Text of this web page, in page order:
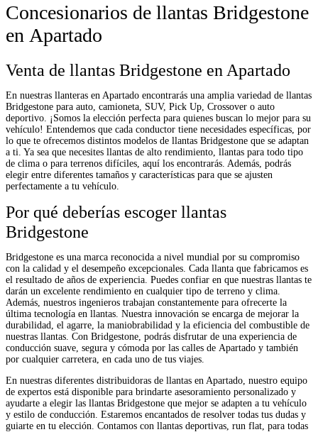
Concesionarios de llantas Bridgestone
en Apartado
Venta de llantas Bridgestone en Apartado
En nuestras llanteras en Apartado encontrarás una amplia variedad de llantas
Bridgestone para auto, camioneta, SUV, Pick Up, Crossover o auto
deportivo. ¡Somos la elección perfecta para quienes buscan lo mejor para su
vehículo! Entendemos que cada conductor tiene necesidades específicas, por
lo que te ofrecemos distintos modelos de llantas Bridgestone que se adaptan
a ti. Ya sea que necesites llantas de alto rendimiento, llantas para todo tipo
de clima o para terrenos difíciles, aquí los encontrarás. Además, podrás
elegir entre diferentes tamaños y características para que se ajusten
perfectamente a tu vehículo.
Por qué deberías escoger llantas
Bridgestone
Bridgestone es una marca reconocida a nivel mundial por su compromiso
con la calidad y el desempeño excepcionales. Cada llanta que fabricamos es
el resultado de años de experiencia. Puedes confiar en que nuestras llantas te
darán un excelente rendimiento en cualquier tipo de terreno y clima.
Además, nuestros ingenieros trabajan constantemente para ofrecerte la
última tecnología en llantas. Nuestra innovación se encarga de mejorar la
durabilidad, el agarre, la maniobrabilidad y la eficiencia del combustible de
nuestras llantas. Con Bridgestone, podrás disfrutar de una experiencia de
conducción suave, segura y cómoda por las calles de Apartado y también
por cualquier carretera, en cada uno de tus viajes.
En nuestras diferentes distribuidoras de llantas en Apartado, nuestro equipo
de expertos está disponible para brindarte asesoramiento personalizado y
ayudarte a elegir las llantas Bridgestone que mejor se adapten a tu vehículo
y estilo de conducción. Estaremos encantados de resolver todas tus dudas y
guiarte en tu elección. Contamos con llantas deportivas, run flat, para todas